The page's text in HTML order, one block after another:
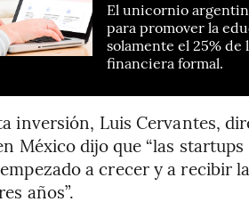
El unicornio
para promover la
solamente el 25%
financiera formal.
inversión, Luis Cervantes,
México dijo que “las
a crecer y a recibir
años”.